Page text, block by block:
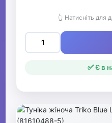
👆 Натисніть для
✅ Є в